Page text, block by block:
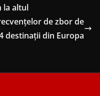
la altul
de zbor de
destinații din Europa